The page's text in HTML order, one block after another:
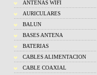
ANTENAS WIFI
AURICULARES
BALUN
BASES ANTENA
BATERIAS
CABLES ALIMENTACION
CABLE COAXIAL